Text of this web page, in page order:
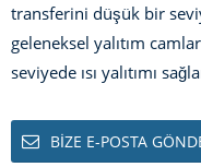
transferini düşük bir
geleneksel yalıtım
seviyede ısı yalıtımı
BIZE E-POSTA